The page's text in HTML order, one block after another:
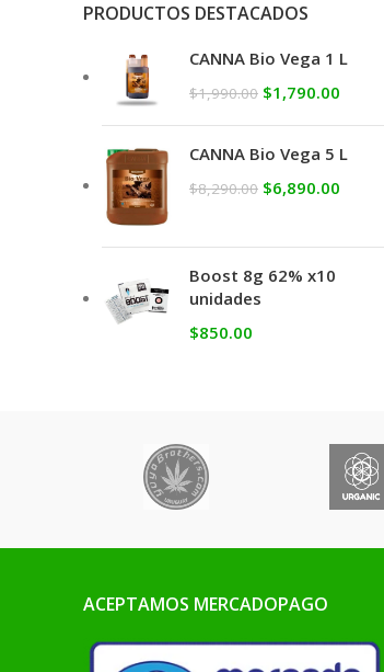
PRODUCTOS DESTACADOS
CANNA Bio Vega 1 L
$1,990.00 $1,790.00
CANNA Bio Vega 5 L
$8,290.00 $6,890.00
Boost 8g 62% x10
unidades
$850.00
ACEPTAMOS MERCADOPAGO